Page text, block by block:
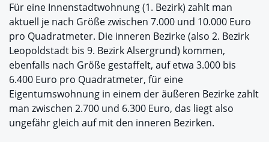
Für eine Innenstadtwohnung (1. Bezirk) zahlt man
aktuell je nach Größe zwischen 7.000 und 10.000 Euro
pro Quadratmeter. Die inneren Bezirke (also 2. Bezirk
Leopoldstadt bis 9. Bezirk Alsergrund) kommen,
ebenfalls nach Größe gestaffelt, auf etwa 3.000 bis
6.400 Euro pro Quadratmeter, für eine
Eigentumswohnung in einem der äußeren Bezirke zahlt
man zwischen 2.700 und 6.300 Euro, das liegt also
ungefähr gleich auf mit den inneren Bezirken.